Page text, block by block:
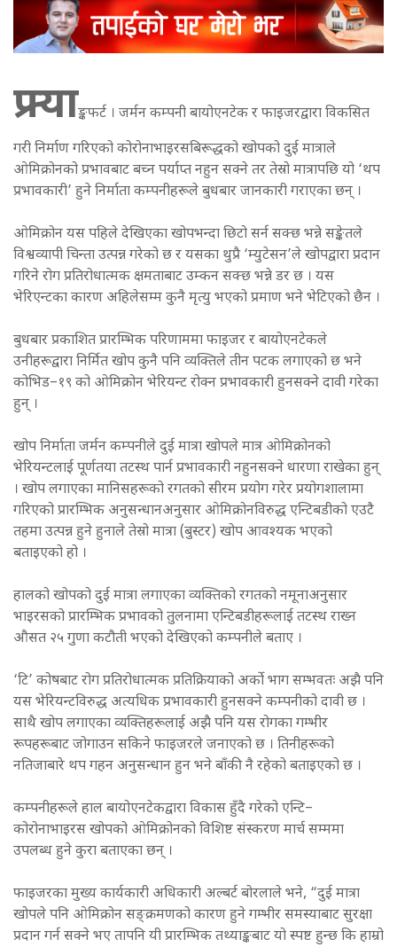
फ्र्याङ्कफर्ट । जर्मन कम्पनी बायोएनटेक र फाइजरद्वारा विकसित
गरी निर्माण गरिएको कोरोनाभाइरसबिरूद्धको खोपको दुई मात्राले
ओमिक्रोनको प्रभावबाट बच्न पर्याप्त नहुन सक्ने तर तेस्रो मात्रापछि यो ‘थप
प्रभावकारी’ हुने निर्माता कम्पनीहरूले बुधबार जानकारी गराएका छन् ।
ओमिक्रोन यस पहिले देखिएका खोपभन्दा छिटो सर्न सक्छ भन्ने सङ्केतले
विश्वव्यापी चिन्ता उत्पन्न गरेको छ र यसका थुप्रै ‘म्युटेसन’ले खोपद्वारा प्रदान
गरिने रोग प्रतिरोधात्मक क्षमताबाट उम्कन सक्छ भन्ने डर छ । यस
भेरिएन्टका कारण अहिलेसम्म कुनै मृत्यु भएको प्रमाण भने भेटिएको छैन ।
बुधबार प्रकाशित प्रारम्भिक परिणाममा फाइजर र बायोएनटेकले
उनीहरूद्वारा निर्मित खोप कुनै पनि व्यक्तिले तीन पटक लगाएको छ भने
कोभिड–१९ को ओमिक्रोन भेरियन्ट रोक्न प्रभावकारी हुनसक्ने दावी गरेका
हुन् ।
खोप निर्माता जर्मन कम्पनीले दुई मात्रा खोपले मात्र ओमिक्रोनको
भेरियन्टलाई पूर्णतया तटस्थ पार्न प्रभावकारी नहुनसक्ने धारणा राखेका हुन्
। खोप लगाएका मानिसहरूको रगतको सीरम प्रयोग गरेर प्रयोगशालामा
गरिएको प्रारम्भिक अनुसन्धानअनुसार ओमिक्रोनविरुद्ध एन्टिबडीको एउटै
तहमा उत्पन्न हुने हुनाले तेस्रो मात्रा (बुस्टर) खोप आवश्यक भएको
बताइएको हो ।
हालको खोपको दुई मात्रा लगाएका व्यक्तिको रगतको नमूनाअनुसार
भाइरसको प्रारम्भिक प्रभावको तुलनामा एन्टिबडीहरूलाई तटस्थ राख्न
औसत २५ गुणा कटौती भएको देखिएको कम्पनीले बताए ।
‘टि’ कोषबाट रोग प्रतिरोधात्मक प्रतिक्रियाको अर्को भाग सम्भवतः अझै पनि
यस भेरियन्टविरुद्ध अत्यधिक प्रभावकारी हुनसक्ने कम्पनीको दावी छ ।
साथै खोप लगाएका व्यक्तिहरूलाई अझै पनि यस रोगका गम्भीर
रूपहरूबाट जोगाउन सकिने फाइजरले जनाएको छ । तिनीहरूको
नतिजाबारे थप गहन अनुसन्धान हुन भने बाँकी नै रहेको बताइएको छ ।
कम्पनीहरूले हाल बायोएनटेकद्वारा विकास हुँदै गरेको एन्टि–
कोरोनाभाइरस खोपको ओमिक्रोनको विशिष्ट संस्करण मार्च सम्ममा
उपलब्ध हुने कुरा बताएका छन् ।
फाइजरका मुख्य कार्यकारी अधिकारी अल्बर्ट बोरलाले भने, “दुई मात्रा
खोपले पनि ओमिक्रोन सङ्क्रमणको कारण हुने गम्भीर समस्याबाट सुरक्षा
प्रदान गर्न सक्ने भए तापनि यी प्रारम्भिक तथ्याङ्कबाट यो स्पष्ट हुन्छ कि हाम्रो